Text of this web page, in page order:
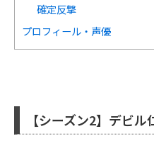
確定反撃
プロフィール・声優
【シーズン2】デビ